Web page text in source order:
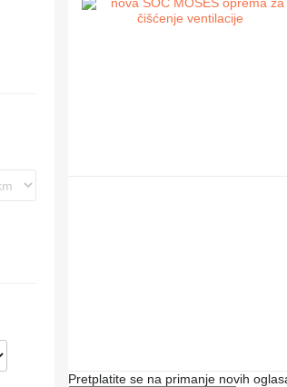
Pretplatite se na primanje novih